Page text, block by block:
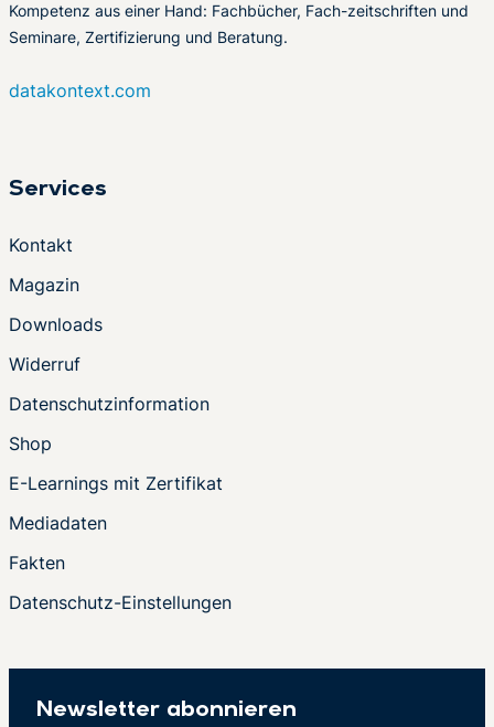
Kompetenz aus einer Hand: Fachbücher, Fach-zeitschriften und
Seminare, Zertifizierung und Beratung.
datakontext.com
Services
Kontakt
Magazin
Downloads
Widerruf
Datenschutzinformation
Shop
E-Learnings mit Zertifikat
Mediadaten
Fakten
Datenschutz-Einstellungen
Newsletter abonnieren